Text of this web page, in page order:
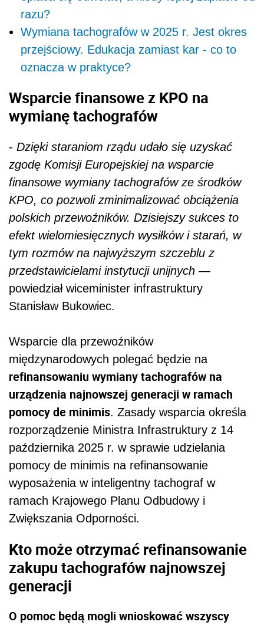
razu?
Wymiana tachografów w 2025 r. Jest okres
przejściowy. Edukacja zamiast kar - co to
oznacza w praktyce?
Wsparcie finansowe z KPO na
wymianę tachografów
- Dzięki staraniom rządu udało się uzyskać
zgodę Komisji Europejskiej na wsparcie
finansowe wymiany tachografów ze środków
KPO, co pozwoli zminimalizować obciążenia
polskich przewoźników. Dzisiejszy sukces to
efekt wielomiesięcznych wysiłków i starań, w
tym rozmów na najwyższym szczeblu z
przedstawicielami instytucji unijnych —
powiedział wiceminister infrastruktury
Stanisław Bukowiec.
Wsparcie dla przewoźników
międzynarodowych polegać będzie na
refinansowaniu wymiany tachografów na
urządzenia najnowszej generacji w ramach
pomocy de minimis. Zasady wsparcia określa
rozporządzenie Ministra Infrastruktury z 14
października 2025 r. w sprawie udzielania
pomocy de minimis na refinansowanie
wyposażenia w inteligentny tachograf w
ramach Krajowego Planu Odbudowy i
Zwiększania Odporności.
Kto może otrzymać refinansowanie
zakupu tachografów najnowszej
generacji
O pomoc będą mogli wnioskować wszyscy